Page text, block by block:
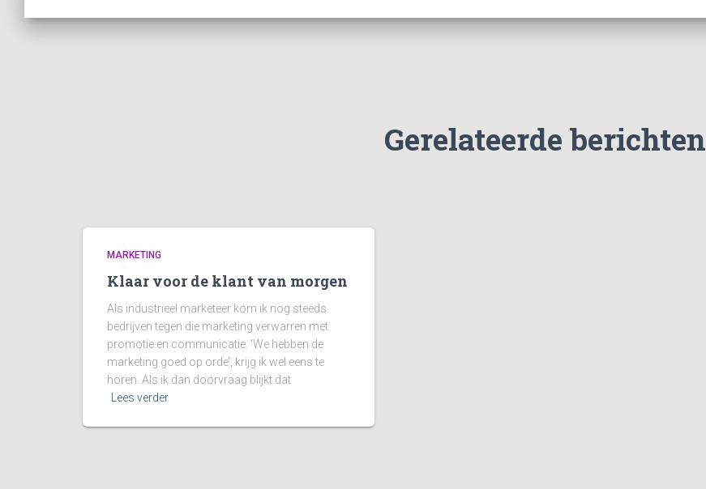
Gerelateerde berichten
MARKETING
Klaar voor de klant van morgen
Als industrieel marketeer kom ik nog steeds
bedrijven tegen die marketing verwarren met
promotie en communicatie. ‘We hebben de
marketing goed op orde’, krijg ik wel eens te
horen. Als ik dan doorvraag blijkt dat
Lees verder